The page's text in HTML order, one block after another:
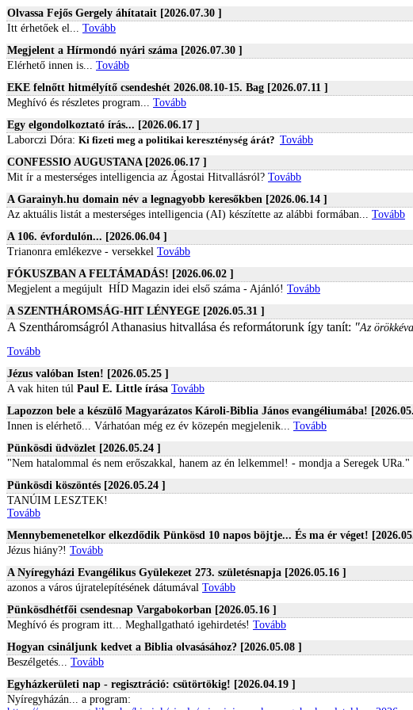
Olvassa Fejős Gergely áhítatait [2026.07.30 ]
Itt érhetőek el... Tovább
Megjelent a Hírmondó nyári száma [2026.07.30 ]
Elérhető innen is... Tovább
EKE felnőtt hitmélyítő csendeshét 2026.08.10-15. Bag [2026.07.11 ]
Meghívó és részletes program... Tovább
Egy elgondolkoztató írás... [2026.06.17 ]
Laborczi Dóra: Ki fizeti meg a politikai kereszténység árát? Tovább
CONFESSIO AUGUSTANA [2026.06.17 ]
Mit ír a mesterséges intelligencia az Ágostai Hitvallásról? Tovább
A Garainyh.hu domain név a legnagyobb keresőkben [2026.06.14 ]
Az aktuális listát a mesterséges intelligencia (AI) készítette az alábbi formában... Tovább
A 106. évfordulón... [2026.06.04 ]
Trianonra emlékezve - versekkel Tovább
FÓKUSZBAN A FELTÁMADÁS! [2026.06.02 ]
Megjelent a megújult HÍD Magazin idei első száma - Ajánló! Tovább
A SZENTHÁROMSÁG-HIT LÉNYEGE [2026.05.31 ]
A Szentháromságról Athanasius hitvallása és reformátorunk így tanít: "Az
Tovább
Jézus valóban Isten! [2026.05.25 ]
A vak hiten túl Paul E. Little írása Tovább
Lapozzon bele a készülő Magyarázatos Károli-Biblia János evangéliumába!
Innen is elérhető... Várhatóan még ez év közepén megjelenik... Tovább
Pünkösdi üdvözlet [2026.05.24 ]
"Nem hatalommal és nem erőszakkal, hanem az én lelkemmel! - mondja a Seregek
Pünkösdi köszöntés [2026.05.24 ]
TANÚIM LESZTEK!
Tovább
Mennybemenetelkor elkezdődik Pünkösd 10 napos böjtje... És ma ér véget!
Jézus hiány?! Tovább
A Nyíregyházi Evangélikus Gyülekezet 273. születésnapja [2026.05.16 ]
azonos a város újratelepítésének dátumával Tovább
Pünkösdhétfői csendesnap Vargabokorban [2026.05.16 ]
Meghívó és program itt... Meghallgatható igehirdetés! Tovább
Hogyan csináljunk kedvet a Biblia olvasásához? [2026.05.08 ]
Beszélgetés... Tovább
Egyházkerületi nap - regisztráció: csütörtökig! [2026.04.19 ]
Nyíregyházán... a program: